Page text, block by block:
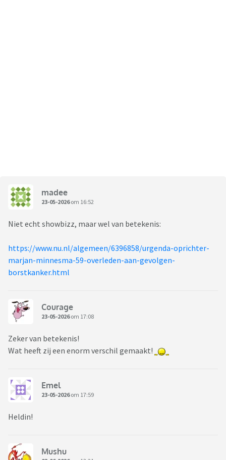
madee
23-05-2026om 16:52
Niet echt showbizz, maar wel van betekenis:
https://www.nu.nl/algemeen/6396858/urgenda-oprichter-
marjan-minnesma-59-overleden-aan-gevolgen-
borstkanker.html
Courage
23-05-2026om 17:08
Zeker van betekenis!
Wat heeft zij een enorm verschil gemaakt!
Emel
23-05-2026om 17:59
Heldin!
Mushu